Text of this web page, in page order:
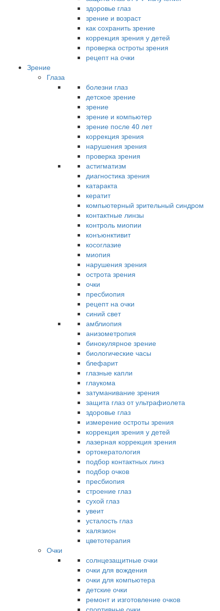
здоровье глаз
зрение и возраст
как сохранить зрение
коррекция зрения у детей
проверка остроты зрения
рецепт на очки
Зрение
Глаза
болезни глаз
детское зрение
зрение
зрение и компьютер
зрение после 40 лет
коррекция зрения
нарушения зрения
проверка зрения
астигматизм
диагностика зрения
катаракта
кератит
компьютерный зрительный синдром
контактные линзы
контроль миопии
конъюнктивит
косоглазие
миопия
нарушения зрения
острота зрения
очки
пресбиопия
рецепт на очки
синий свет
амблиопия
анизометропия
бинокулярное зрение
биологические часы
блефарит
глазные капли
глаукома
затуманивание зрения
защита глаз от ультрафиолета
здоровье глаз
измерение остроты зрения
коррекция зрения у детей
лазерная коррекция зрения
ортокератология
подбор контактных линз
подбор очков
пресбиопия
строение глаз
сухой глаз
увеит
усталость глаз
халязион
цветотерапия
Очки
солнцезащитные очки
очки для вождения
очки для компьютера
детские очки
ремонт и изготовление очков